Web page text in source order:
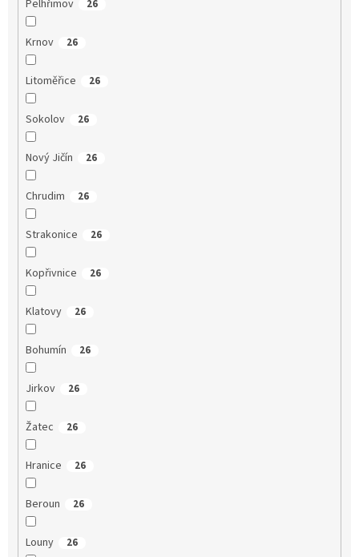
Pelhřimov 26
Krnov 26
Litoměřice 26
Sokolov 26
Nový Jičín 26
Chrudim 26
Strakonice 26
Kopřivnice 26
Klatovy 26
Bohumín 26
Jirkov 26
Žatec 26
Hranice 26
Beroun 26
Louny 26